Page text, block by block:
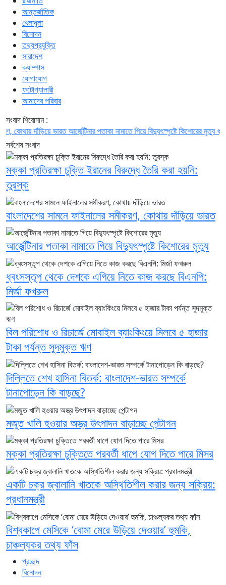
আন্তর্জাতিক
খেলাধুলা
বিনোদন
তথ্যপ্রযুক্তি
সারাদেশ
ক্যাম্পাস
যোগাযোগ
ফটোগ্যালারী
আমাদের পরিবার
সংবাদ শিরোনাম :
দাঁড়িয়ে ভারতআর্জেন্টিনার পতাকা নামাতে গিয়ে বিদ্যুৎস্পৃষ্টে কিশোরের মৃত্যুধ্বংসস্তূপ
প্রচ্ছদ
বিনোদন
সর্বশেষ সংবাদ
মক্কা প্রতিরক্ষা চুক্তি ইরানের বিরুদ্ধে তৈরি করা হয়নি:
তুরস্ক
বাংলাদেশের সামনে ফাইনালের সমীকরণ, কোথায় দাঁড়িয়ে ভারত
আর্জেন্টিনার পতাকা নামাতে গিয়ে বিদ্যুৎস্পৃষ্টে কিশোরের মৃত্যু
ধ্বংসস্তূপ থেকে দেশকে এগিয়ে নিতে কাজ করছে বিএনপি:
মির্জা ফখরুল
বিল পরিশোধ ও রিচার্জে মোবাইল ব্যাংকিংয়ে মিলবে ৫ হাজার
টাকা পর্যন্ত সুদমুক্ত ঋণ
দিল্লিতে শেখ হাসিনা বিতর্ক: বাংলাদেশ-ভারত সম্পর্কে
টানাপোড়েন কি বাড়ছে?
মজুত খালি হওয়ার অস্ত্র উৎপাদন বাড়াচ্ছে পেন্টাগন
মক্কা প্রতিরক্ষা চুক্তিতে পরবর্তী ধাপে যোগ দিতে পারে মিসর
একটি চক্র জ্বালানি খাতকে অস্থিতিশীল করার জন্য সক্রিয়:
প্রধানমন্ত্রী
বিশ্বকাপে মেসিকে ‘বোমা মেরে উড়িয়ে দেওয়ার’ হুমকি,
চাঞ্চল্যকর তথ্য ফাঁস